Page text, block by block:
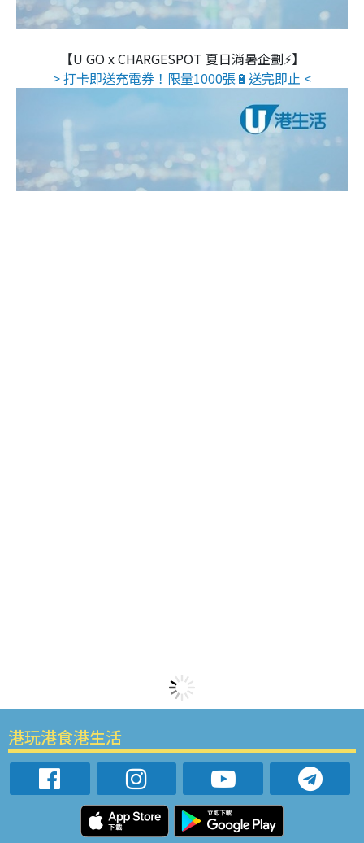
【U GO x CHARGESPOT 夏日消暑企劃⚡】
> 打卡即送充電券！限量1000張🔋送完即止 <
港玩港食港生活